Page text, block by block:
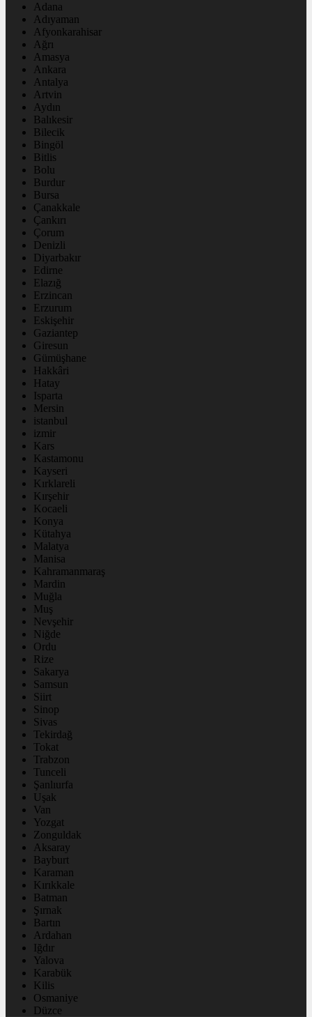
Adana
Adıyaman
Afyonkarahisar
Ağrı
Amasya
Ankara
Antalya
Artvin
Aydın
Balıkesir
Bilecik
Bingöl
Bitlis
Bolu
Burdur
Bursa
Çanakkale
Çankırı
Çorum
Denizli
Diyarbakır
Edirne
Elazığ
Erzincan
Erzurum
Eskişehir
Gaziantep
Giresun
Gümüşhane
Hakkâri
Hatay
Isparta
Mersin
istanbul
izmir
Kars
Kastamonu
Kayseri
Kırklareli
Kırşehir
Kocaeli
Konya
Kütahya
Malatya
Manisa
Kahramanmaraş
Mardin
Muğla
Muş
Nevşehir
Niğde
Ordu
Rize
Sakarya
Samsun
Siirt
Sinop
Sivas
Tekirdağ
Tokat
Trabzon
Tunceli
Şanlıurfa
Uşak
Van
Yozgat
Zonguldak
Aksaray
Bayburt
Karaman
Kırıkkale
Batman
Şırnak
Bartın
Ardahan
Iğdır
Yalova
Karabük
Kilis
Osmaniye
Düzce